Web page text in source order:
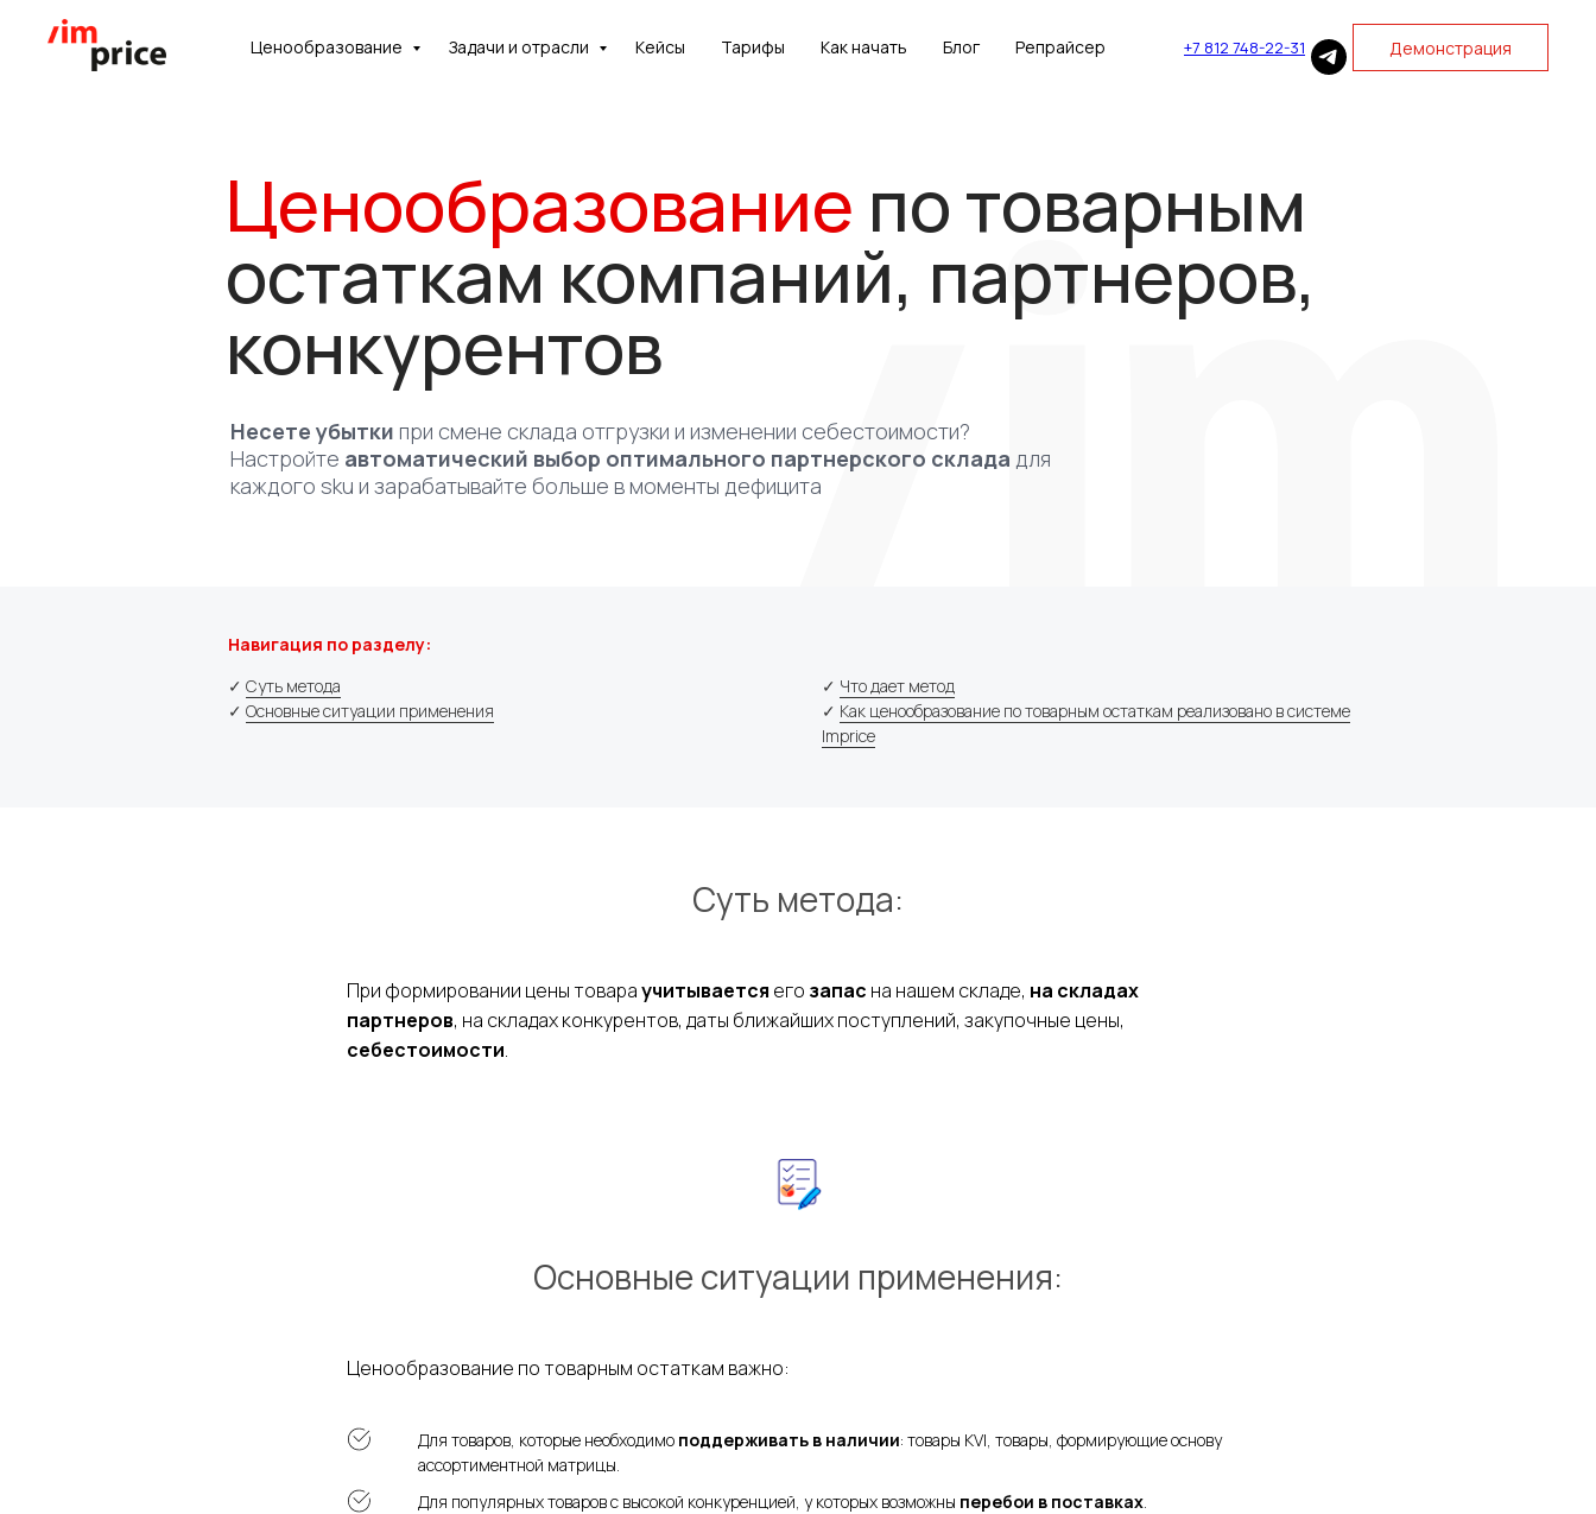
систему изнутри и понять,
насколько она применима
для ваших задач?
Я даю согласие на обработку персональных данных
Ценообразование Задачи и отрасли Кейсы Тарифы Как начать Блог Репрайсер +7 812 748-22-31 Демонстрация
Несете убытки при смене склада отгрузки и изменении себестоимости?
Настройте автоматический выбор оптимального партнерского склада для
каждого sku и зарабатывайте больше в моменты дефицита
Ценообразование по товарным
остаткам компаний, партнеров,
конкурентов
Навигация по разделу:
✓ Суть метода
✓ Основные ситуации применения
✓ Что дает метод
✓ Как ценообразование по товарным остаткам реализовано в системе
Imprice
Суть метода:
При формировании цены товараучитывается его запас на нашем складе, на складах
партнеров, на складах конкурентов, даты ближайших поступлений, закупочные цены,
себестоимости.
Основные ситуации применения:
Ценообразование по товарным остаткам важно:
Для товаров, которые необходимо поддерживать в наличии: товары KVI, товары, формирующие основу
ассортиментной матрицы.
Для популярных товаров с высокой конкуренцией, у которых возможны перебои в поставках.